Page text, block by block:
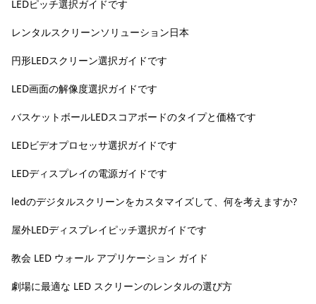
LEDピッチ選択ガイドです
レンタルスクリーンソリューション日本
円形LEDスクリーン選択ガイドです
LED画面の解像度選択ガイドです
バスケットボールLEDスコアボードのタイプと価格です
LEDビデオプロセッサ選択ガイドです
LEDディスプレイの電源ガイドです
ledのデジタルスクリーンをカスタマイズして、何を考えますか?
屋外LEDディスプレイピッチ選択ガイドです
教会 LED ウォール アプリケーション ガイド
劇場に最適な LED スクリーンのレンタルの選び方